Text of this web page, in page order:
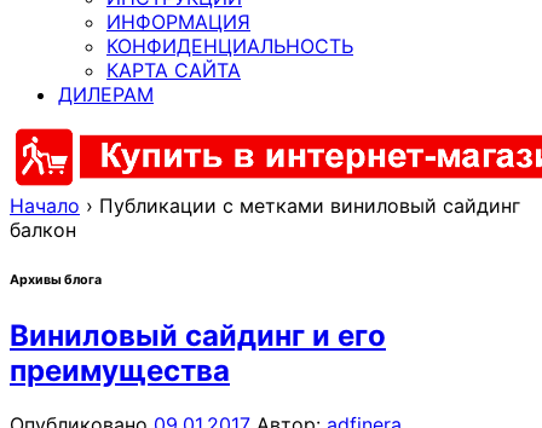
ИНФОРМАЦИЯ
КОНФИДЕНЦИАЛЬНОСТЬ
КАРТА САЙТА
ДИЛЕРАМ
Начало › Публикации с метками виниловый сайдинг
балкон
Архивы блога
Виниловый сайдинг и его
преимущества